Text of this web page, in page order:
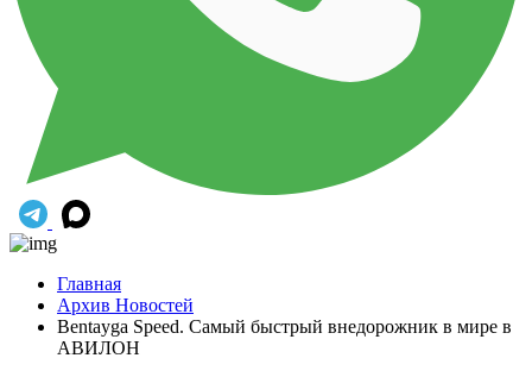
Главная
Архив Новостей
Bentayga Speed. Самый быстрый внедорожник в мире в
АВИЛОН